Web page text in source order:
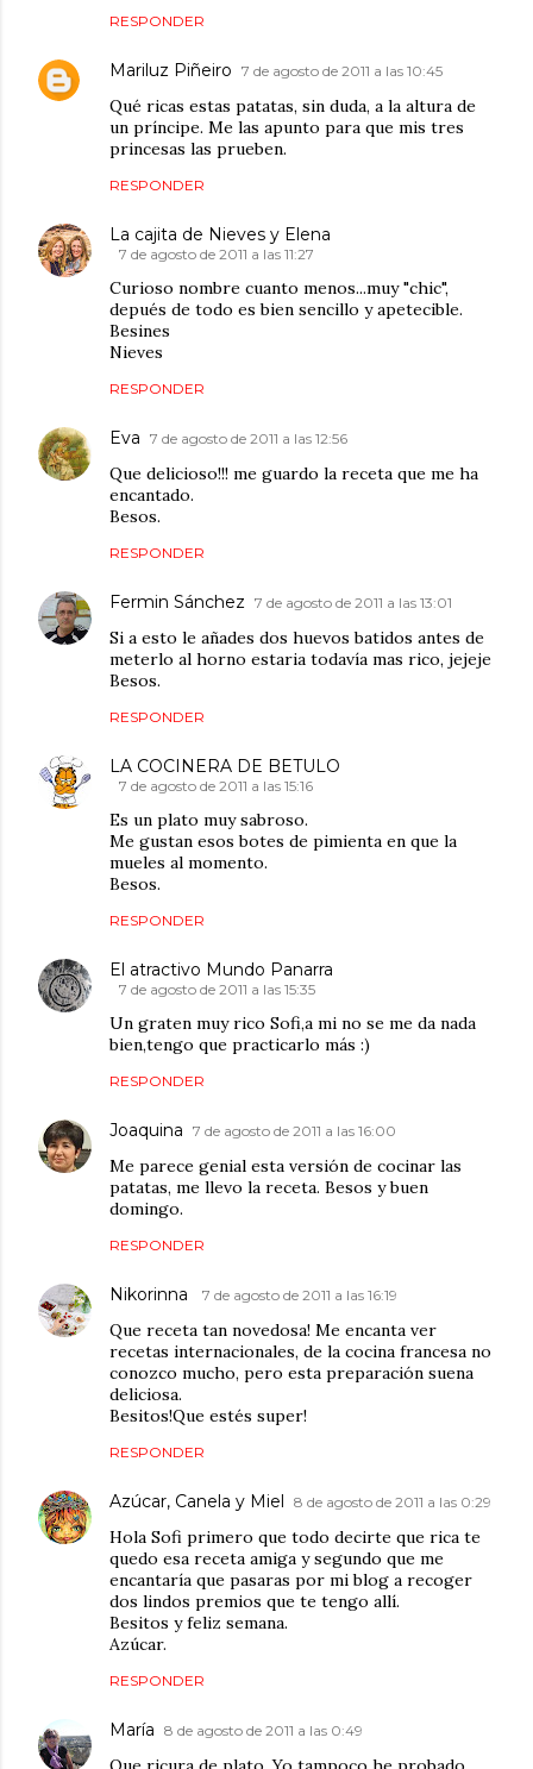
RESPONDER
Mariluz Piñeiro 7 de agosto de 2011 a las 10:45
Qué ricas estas patatas, sin duda, a la altura de
un príncipe. Me las apunto para que mis tres
princesas las prueben.
RESPONDER
La cajita de Nieves y Elena
7 de agosto de 2011 a las 11:27
Curioso nombre cuanto menos...muy "chic",
depués de todo es bien sencillo y apetecible.
Besines
Nieves
RESPONDER
Eva 7 de agosto de 2011 a las 12:56
Que delicioso!!! me guardo la receta que me ha
encantado.
Besos.
RESPONDER
Fermin Sánchez 7 de agosto de 2011 a las 13:01
Si a esto le añades dos huevos batidos antes de
meterlo al horno estaria todavía mas rico, jejeje
Besos.
RESPONDER
LA COCINERA DE BETULO
7 de agosto de 2011 a las 15:16
Es un plato muy sabroso.
Me gustan esos botes de pimienta en que la
mueles al momento.
Besos.
RESPONDER
El atractivo Mundo Panarra
7 de agosto de 2011 a las 15:35
Un graten muy rico Sofi,a mi no se me da nada
bien,tengo que practicarlo más :)
RESPONDER
Joaquina 7 de agosto de 2011 a las 16:00
Me parece genial esta versión de cocinar las
patatas, me llevo la receta. Besos y buen
domingo.
RESPONDER
Nikorinna 7 de agosto de 2011 a las 16:19
Que receta tan novedosa! Me encanta ver
recetas internacionales, de la cocina francesa no
conozco mucho, pero esta preparación suena
deliciosa.
Besitos!Que estés super!
RESPONDER
Azúcar, Canela y Miel 8 de agosto de 2011 a las 0:29
Hola Sofi primero que todo decirte que rica te
quedo esa receta amiga y segundo que me
encantaría que pasaras por mi blog a recoger
dos lindos premios que te tengo allí.
Besitos y feliz semana.
Azúcar.
RESPONDER
María 8 de agosto de 2011 a las 0:49